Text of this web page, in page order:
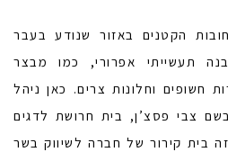
הקטנים באזור שנודע בעבר
תעשייתי אפרורי, כמו מבצר
חשופים וחלונות צרים. כאן ניהל
צבי פסצ’ן, בית חרושת לדגים
בית קירור של חברה לשיווק בשר